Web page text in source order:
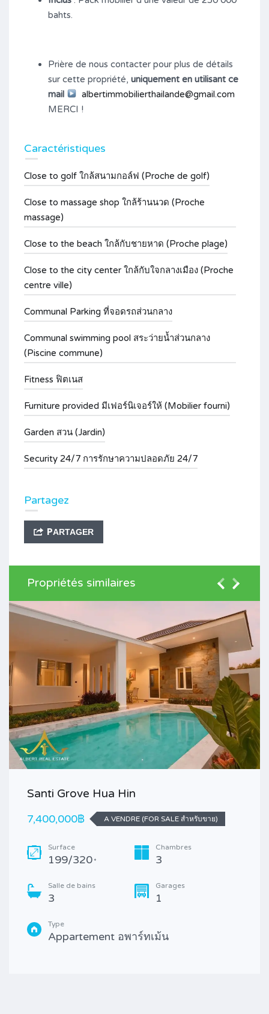
bahts.
Prière de nous contacter pour plus de détails
sur cette propriété, uniquement en utilisant ce
mail
albertimmobilierthailande@gmail.com
MERCI !
Caractéristiques
Close to golf ใกล้สนามกอล์ฟ (Proche de golf)
Close to massage shop ใกล้ร้านนวด (Proche
massage)
Close to the beach ใกล้กับชายหาด (Proche plage)
Close to the city center ใกล้กับใจกลางเมือง (Proche
centre ville)
Communal Parking ที่จอดรถส่วนกลาง
Communal swimming pool สระว่ายน้ำส่วนกลาง
(Piscine commune)
Fitness ฟิตเนส
Furniture provided มีเฟอร์นิเจอร์ให้ (Mobilier fourni)
Garden สวน (Jardin)
Security 24/7 การรักษาความปลอดภัย 24/7
Partagez
PARTAGER
Propriétés similaires
Santi Grove Hua Hin
7,400,000฿
A VENDRE (FOR SALE สำหรับขาย)
Surface
199/320 *
Chambres
3
Salle de bains
3
Garages
1
Type
Appartement อพาร์ทเม้น